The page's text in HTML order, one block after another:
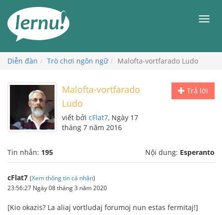
đến
phần
dung
Diễn đàn Trò chơi ngôn ngữ Malofta-vortfarado Ludo
Trả lời
Malofta-vortfarado
Ludo
viết bởi cFlat7, Ngày 17
tháng 7 năm 2016
Tin nhắn: 195 Nội dung: Esperanto
cFlat7 (Xem thông tin cá nhân)
23:56:27 Ngày 08 tháng 3 năm 2020
[Kio okazis? La aliaj vortludaj forumoj nun estas fermitaj!]